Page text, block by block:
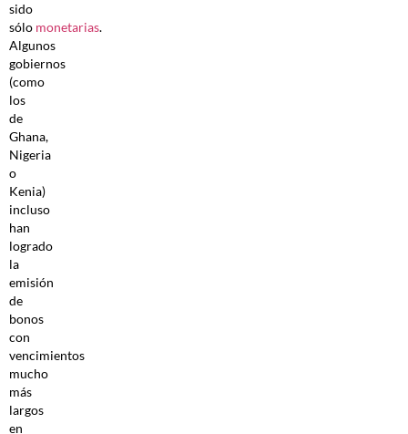
sido
sólo monetarias.
Algunos
gobiernos
(como
los
de
Ghana,
Nigeria
o
Kenia)
incluso
han
logrado
la
emisión
de
bonos
con
vencimientos
mucho
más
largos
en